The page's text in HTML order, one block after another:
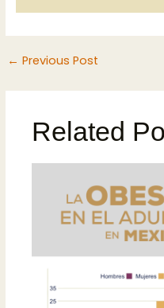
← Previous Post
Related